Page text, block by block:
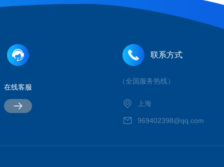
在线客服
联系方式
（全国服务热线）
上海
969402398@qq.com